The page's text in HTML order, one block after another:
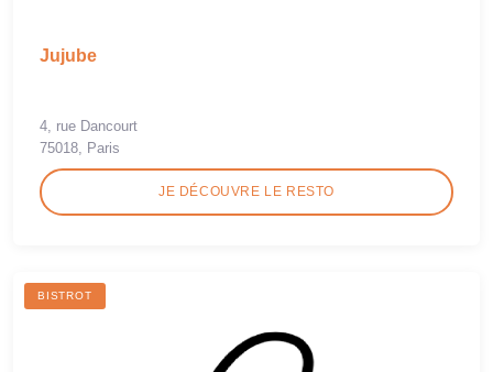
Jujube
4, rue Dancourt
75018, Paris
JE DÉCOUVRE LE RESTO
BISTROT